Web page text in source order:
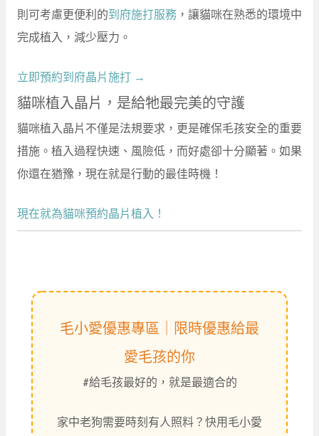
則可考慮更便利的到府施打服務 ，讓貓咪在熟悉的環境中
完成植入，減少壓力。
立即預約到府晶片施打 →
貓咪植入晶片，是給牠最完美的守護
貓咪植入晶片不僅是法規要求，更是確保毛孩安全的重要
措施。植入過程快速、風險低，而好處卻十分顯著。如果
你還在猶豫，現在就是行動的最佳時機！
現在就為貓咪預約晶片植入！
毛小愛優惠專區｜限時優惠給最
愛毛孩的你
#給毛孩最好的，就是最適合的
家中老狗需要時刻有人照料？快用毛小愛